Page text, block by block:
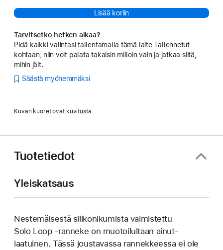
Lisää koriin
Tarvitsetko hetken aikaa?
Pidä kaikki valintasi tallentamalla tämä laite Tallennetut-
kohtaan, niin voit palata takaisin milloin vain ja jatkaa siitä,
mihin jäit.
Säästä myöhemmäksi
Kuvan kuoret ovat kuvitusta.
Tuotetiedot
Yleiskatsaus
Nestemäisestä silikoni­kumista valmistettu
Solo Loop ‑ranneke on muotoilultaan ainut­
laatuinen. Tässä joustavassa rannek­keessa ei ole